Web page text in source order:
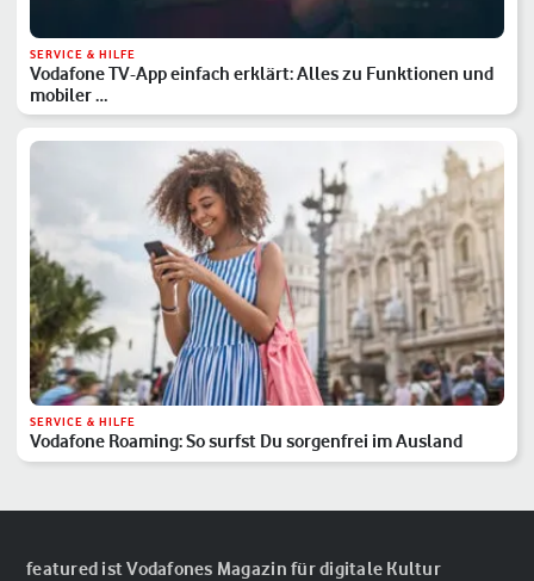
SERVICE & HILFE
Vodafone TV-App einfach erklärt: Alles zu Funktionen und
mobiler …
SERVICE & HILFE
Vodafone Roaming: So surfst Du sorgenfrei im Ausland
featured ist Vodafones Magazin für digitale Kultur